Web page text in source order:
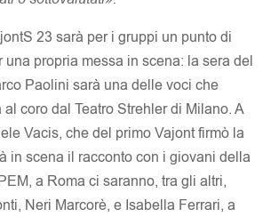
23 sarà per i gruppi un punto di
una propria messa in scena: la sera del
Paolini sarà una delle voci che
coro dal Teatro Strehler di Milano. A
Vacis, che del primo Vajont firmò la
in scena il racconto con i giovani della
a Roma ci saranno, tra gli altri,
Neri Marcorè, e Isabella Ferrari, a